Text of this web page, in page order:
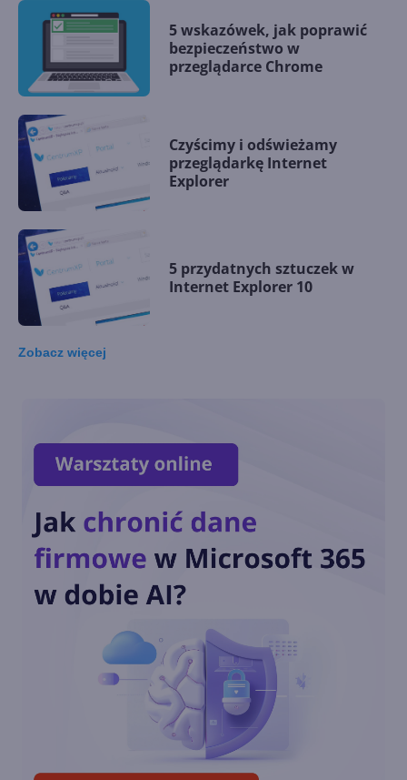
5 wskazówek, jak poprawić
bezpieczeństwo w
przeglądarce Chrome
Czyścimy i odświeżamy
przeglądarkę Internet
Explorer
5 przydatnych sztuczek w
Internet Explorer 10
Przypnij sobie CentrumXP.pl!
18. Wybrane problemy ze
stronami HTML5
Zobacz więcej